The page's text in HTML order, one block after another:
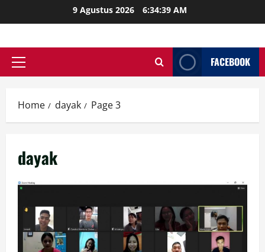
to
9 Agustus 2026 6:34:40 AM
Primary
FACEBOOK
Home dayak Page 3
dayak